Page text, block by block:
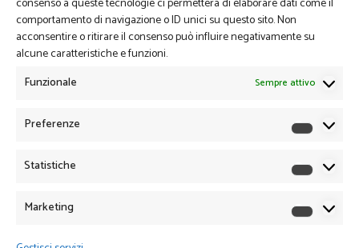
comportamento di navigazione o ID unici su questo sito. Non
acconsentire o ritirare il consenso può influire negativamente su
alcune caratteristiche e funzioni.
Funzionale
Sempre attivo
Preferenze
Statistiche
Marketing